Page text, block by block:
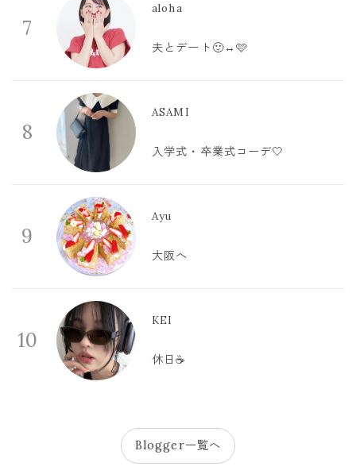
7
aloha
夫とデート🙂‍↔️🩷
8
ASAMI
入学式・卒業式コーデ🤍
9
Ayu
大阪へ
10
KEI
休日☕️
Blogger一覧へ